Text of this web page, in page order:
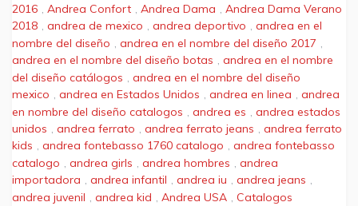
2016 , Andrea Confort , Andrea Dama , Andrea Dama Verano
2018 , andrea de mexico , andrea deportivo , andrea en el
nombre del diseño
andrea en el nombre del diseño 2017
andrea en el nombre del diseño botas , andrea en el nombre
del diseño catálogos
andrea en el nombre del diseño
mexico , andrea en Estados Unidos , andrea en linea , andrea
en nombre del diseño catalogos
andrea es
andrea estados
unidos , andrea ferrato , andrea ferrato jeans , andrea ferrato
kids , andrea fontebasso 1760 catalogo , andrea fontebasso
catalogo , andrea girls , andrea hombres , andrea
importadora , andrea infantil , andrea iu , andrea jeans ,
andrea juvenil , andrea kid , Andrea USA , Catalogos